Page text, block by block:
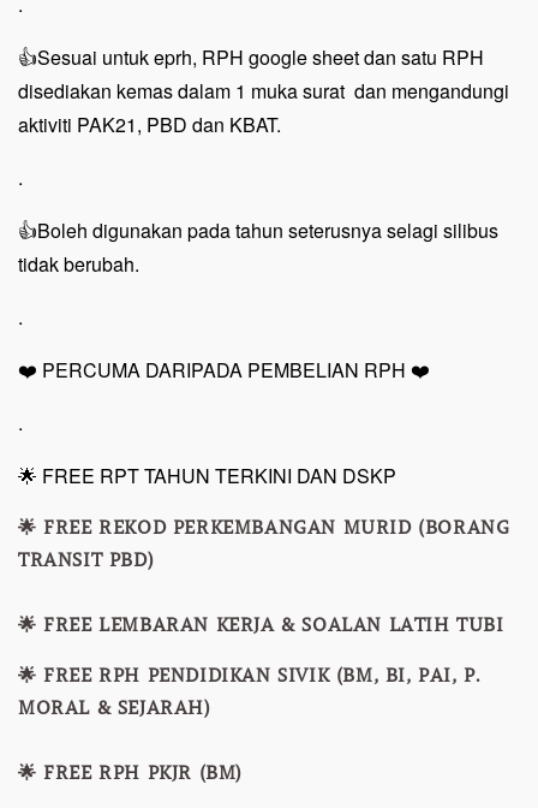
👍Sesuai untuk eprh, RPH google sheet dan satu RPH
disediakan kemas dalam 1 muka surat dan mengandungi
aktiviti PAK21, PBD dan KBAT.
.
👍Boleh digunakan pada tahun seterusnya selagi silibus
tidak berubah.
.
❤️ PERCUMA DARIPADA PEMBELIAN RPH ❤️
.
🌟 FREE RPT TAHUN TERKINI DAN DSKP
🌟 FREE REKOD PERKEMBANGAN MURID (BORANG
TRANSIT PBD)
🌟 FREE LEMBARAN KERJA & SOALAN LATIH TUBI
🌟 FREE RPH PENDIDIKAN SIVIK (BM, BI, PAI, P.
MORAL & SEJARAH)
🌟 FREE RPH PKJR (BM)